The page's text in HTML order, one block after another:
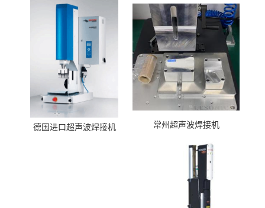
德国进口超声波焊接机 常州超声波焊接机